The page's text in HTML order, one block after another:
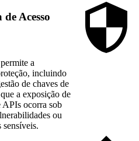
Acesso
a
incluindo
de chaves de
a exposição de
APIs ocorra sob
ou
sensíveis.